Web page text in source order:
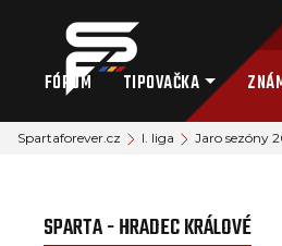
FÓRUM TIPOVAČKA
Spartaforever.cz I. liga Jaro sezóny
SPARTA - HRADEC KRÁLOVÉ